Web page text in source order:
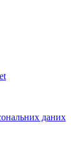
даних